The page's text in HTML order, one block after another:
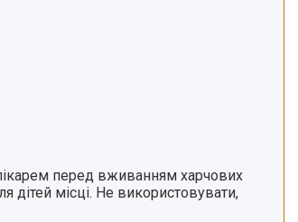
перед вживанням харчових
дітей місці. Не використовувати,